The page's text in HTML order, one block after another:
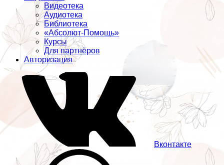
Видеотека
Аудиотека
Библиотека
«Абсолют-Помощь»
Курсы
Для партнёров
Авторизация
Вконтакте